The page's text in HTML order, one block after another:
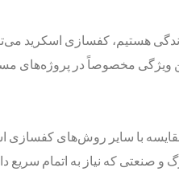
هستیم، کفسازی اسکرید
ویژگی مخصوصاً در پروژه‌های
با سایر روش‌های کفسازی
که نیاز به اتمام سریع